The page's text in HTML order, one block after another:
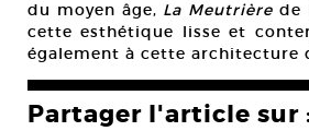
du moyen âge, La Meutrière de
cette esthétique lisse et
également à cette architecture
Partager l'article sur